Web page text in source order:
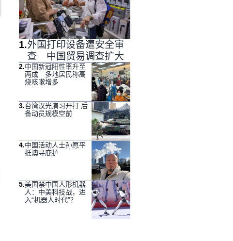
1.外国打印设备遭安全审
查 中国贸易调查扩大
2.中国新冠阳性率升至
两成 多地居民称高
烧咳嗽增多
3.台湾汉光演习开打 后
备动员规模空前
4.中国活动人士孙愿平
抵澳寻庇护
5.美国禁中国人形机器
人：中美科技战，进
入“机器人时代”？